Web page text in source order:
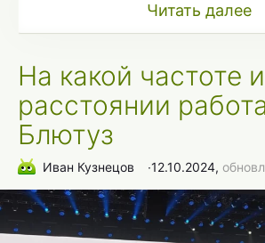
Читать далее
На какой частоте и
расстоянии
Блютуз
Иван Кузнецов ∙12.10.2024,